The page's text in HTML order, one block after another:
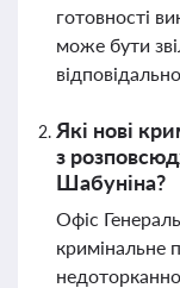
готовності
може бути
Які нові
з
Шабуніна?
Офіс
кримінальне